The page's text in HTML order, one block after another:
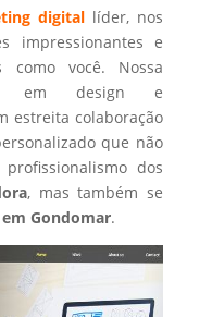
digital líder, nos
impressionantes e
como você. Nossa
em design e
estreita colaboração
que não
dos
, mas também se
em Gondomar.